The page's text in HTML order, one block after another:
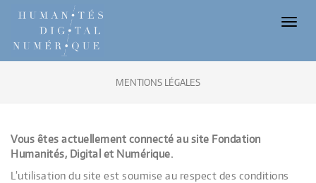
MENTIONS LÉGALES
Vous êtes actuellement connecté au site Fondation
Humanités, Digital et Numérique.
L’utilisation du site est soumise au respect des condi­tions